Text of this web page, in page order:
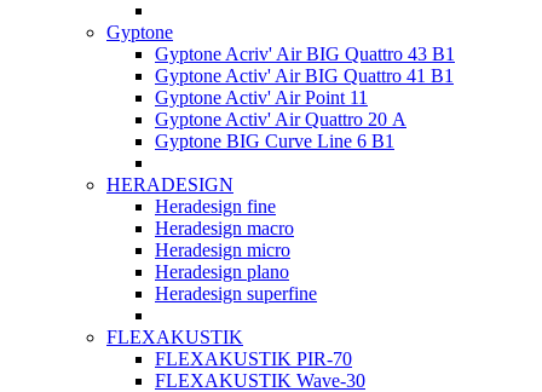
Gyptone
Gyptone Acriv' Air BIG Quattro 43 В1
Gyptone Activ' Air BIG Quattro 41 B1
Gyptone Activ' Air Point 11
Gyptone Activ' Air Quattro 20 А
Gyptone BIG Curve Line 6 B1
HERADESIGN
Heradesign fine
Heradesign macro
Heradesign micro
Heradesign plano
Heradesign superfine
FLEXAKUSTIK
FLEXAKUSTIK PIR-70
FLEXAKUSTIK Wave-30